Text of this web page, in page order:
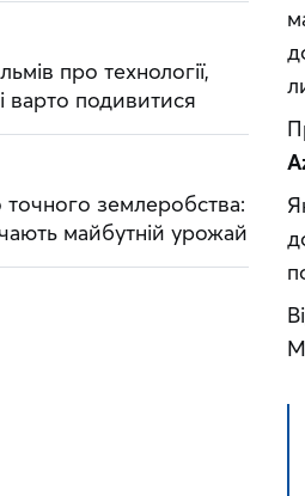
про технології,
варто подивитися
точного землеробства:
майбутній урожай